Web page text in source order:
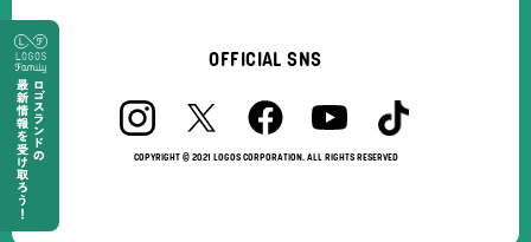
OFFICIAL SNS
COPYRIGHT © 2021 LOGOS CORPORATION. ALL RIGHTS RESERVED